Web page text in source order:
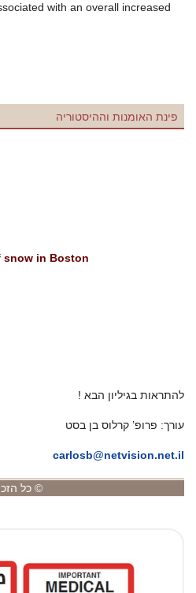
inMenopause, found that HRT
שמורות | האגודה הישראלית